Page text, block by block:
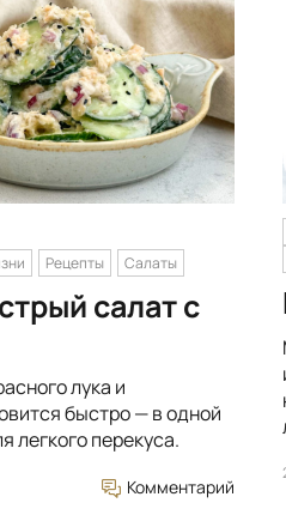
Рецепты Салаты
салат с
лука и
быстро — в одной
легкого перекуса.
Комментарий